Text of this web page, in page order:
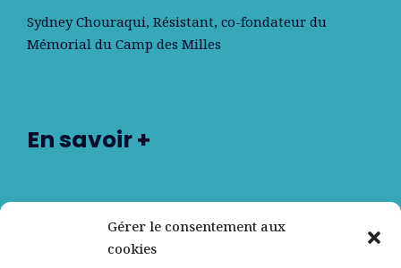
Gérer le consentement aux
cookies
Sydney Chouraqui, Résistant, co-fondateur du
Mémorial du Camp des Milles
En savoir +